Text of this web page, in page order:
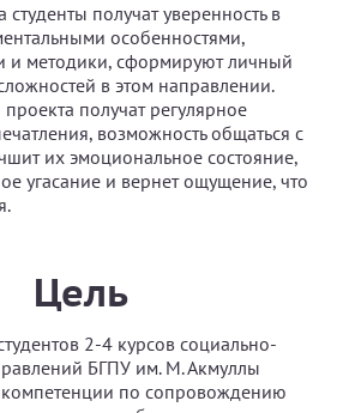
студенты получат уверенность в
особенностями,
и методики, сформируют личный
в этом направлении.
получат регулярное
возможность общаться с
их эмоциональное состояние,
угасание и вернет ощущение, что
Цель
2-4 курсов социально-
БГПУ им. М. Акмуллы
по сопровождению